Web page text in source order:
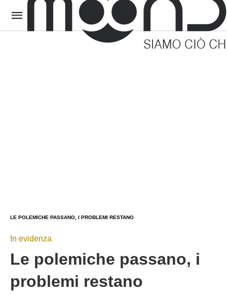
LE POLEMICHE PASSANO, I PROBLEMI RESTANO
In evidenza
Le polemiche passano, i
problemi restano